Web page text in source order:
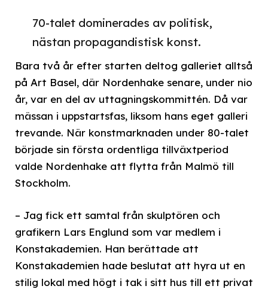
70-talet dominerades av politisk,
nästan propagandistisk konst.
Bara två år efter starten deltog galleriet alltså
på Art Basel, där Nordenhake senare, under nio
år, var en del av uttagningskommittén. Då var
mässan i uppstartsfas, liksom hans eget galleri
trevande. När konstmarknaden under 80-talet
började sin första ordentliga tillväxtperiod
valde Nordenhake att flytta från Malmö till
Stockholm.
– Jag fick ett samtal från skulptören och
grafikern Lars Englund som var medlem i
Konstakademien. Han berättade att
Konstakademien hade beslutat att hyra ut en
stilig lokal med högt i tak i sitt hus till ett privat